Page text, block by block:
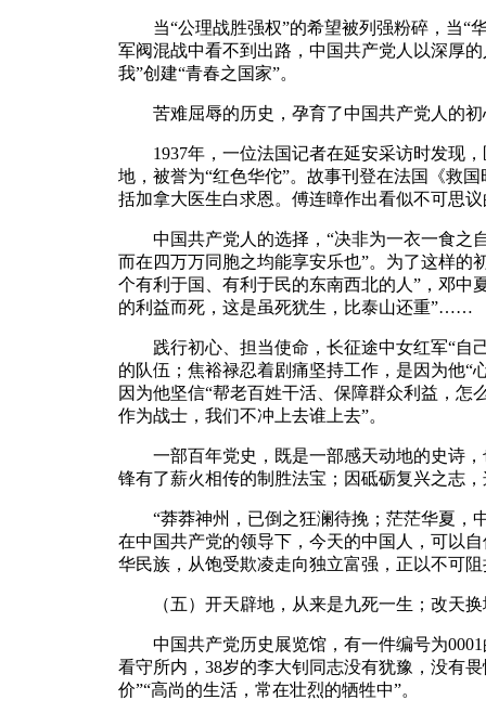
当“公理战胜强权”的希望被列强粉碎，当“
军阀混战中看不到出路，中国共产党人以深厚
我”创建“青春之国家”。
苦难屈辱的历史，孕育了中国共产党人的初
1937年，一位法国记者在延安采访时发现，
地，被誉为“红色华佗”。故事刊登在法国《救
括加拿大医生白求恩。傅连暲作出看似不可思
中国共产党人的选择，“决非为一衣一食之
而在四万万同胞之均能享安乐也”。为了这样的
个有利于国、有利于民的东南西北的人”，邓中
的利益而死，这是虽死犹生，比泰山还重”……
践行初心、担当使命，长征途中女红军“自
的队伍；焦裕禄忍着剧痛坚持工作，是因为他“
因为他坚信“帮老百姓干活、保障群众利益，怎
作为战士，我们不冲上去谁上去”。
一部百年党史，既是一部感天动地的史诗，
锋有了薪火相传的制胜法宝；因砥砺复兴之志
“莽莽神州，已倒之狂澜待挽；茫茫华夏，
在中国共产党的领导下，今天的中国人，可以
华民族，从饱受欺凌走向独立富强，正以不可
（五）开天辟地，从来是九死一生；改天换
中国共产党历史展览馆，有一件编号为0001
看守所内，38岁的李大钊同志没有犹豫，没有
价”“高尚的生活，常在壮烈的牺牲中”。